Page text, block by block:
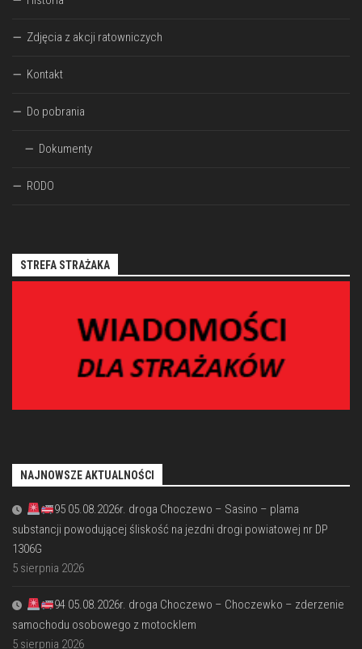
Zdjęcia z akcji ratowniczych
Kontakt
Do pobrania
Dokumenty
RODO
STREFA STRAŻAKA
NAJNOWSZE AKTUALNOŚCI
95 05.08.2026r. droga Choczewo – Sasino – plama
substancji powodującej śliskość na jezdni drogi powiatowej nr DP
1306G
5 sierpnia 2026
94 05.08.2026r. droga Choczewo – Choczewko – zderzenie
samochodu osobowego z motocklem
5 sierpnia 2026